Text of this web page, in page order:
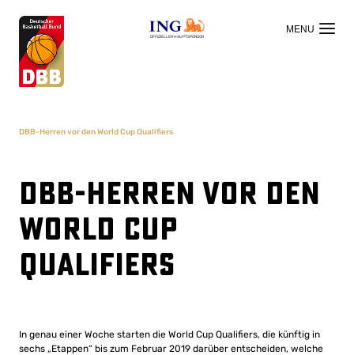
OFFIZIELLER HAUPTSPONSOR
DBB-Herren vor den World Cup Qualifiers
DBB-Herren vor den
World Cup
Qualifiers
In genau einer Woche starten die World Cup Qualifiers, die künftig in
sechs „Etappen“ bis zum Februar 2019 darüber entscheiden, welche